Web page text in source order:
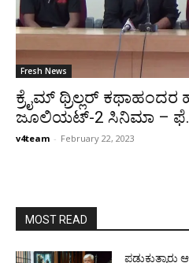
Fresh News
ಕ್ರೈಮ್ ಥ್ರಿಲ್ಲರ್ ಕಥಾಹಂದರ
ಜೂಲಿಯಟ್-2 ಸಿನಿಮಾ –
v4team - February 22, 2023
MOST READ
ಪಡುಕುತ್ಯಾರು